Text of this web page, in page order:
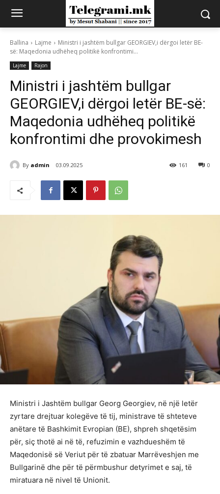
Ballina Lajme
Ministri i jashtëm bullgar GEORGIEV,i dërgoi letër BE-
së: Maqedonia udhëheq politikë konfrontimi...
Lajme Rajon
Ministri i jashtëm bullgar
GEORGIEV,i dërgoi letër BE-së:
Maqedonia udhëheq politikë
konfrontimi dhe provokimesh
By admin 03.09.2025 0
161
Ministri i Jashtëm bullgar Georg Georgiev, në një letër
zyrtare drejtuar kolegëve të tij, ministrave të shteteve
anëtare të Bashkimit Evropian (BE), shpreh shqetësim
për, siç thotë ai në të, refuzimin e vazhdueshëm të
Maqedonisë së Veriut për të zbatuar Marrëveshjen me
Bullgarinë dhe për të përmbushur detyrimet e saj, të
miratuara në nivel të Unionit.